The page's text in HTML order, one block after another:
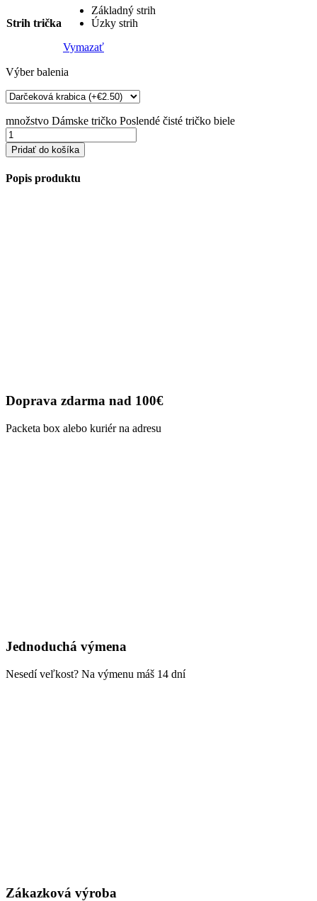
Strih trička
Základný strih
Úzky strih
Vymazať
Výber balenia
množstvo Dámske tričko Poslendé čisté tričko biele
Pridať do košíka
Popis produktu
Doprava zdarma nad 100€
Packeta box alebo kuriér na adresu
Jednoduchá výmena
Nesedí veľkost? Na výmenu máš 14 dní
Zákazková výroba